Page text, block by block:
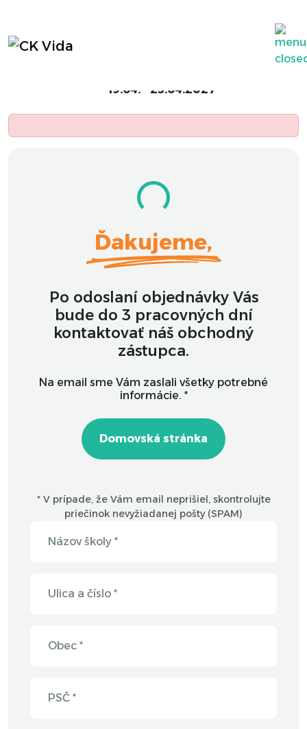
19.04. - 23.04.2027
Ďakujeme,
Po odoslaní objednávky Vás
bude do 3 pracovných dní
kontaktovať náš obchodný
zástupca.
Na email sme Vám zaslali všetky potrebné
informácie. *
Domovská stránka
* V prípade, že Vám email neprišiel, skontrolujte
priečinok nevyžiadanej pošty (SPAM)
Názov školy *
Ulica a číslo *
Obec *
PSČ *